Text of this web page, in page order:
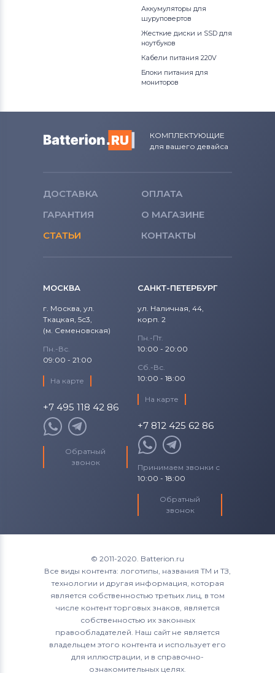
Аккумуляторы для
шуруповертов
Жесткие диски и SSD для
ноутбуков
Кабели питания 220V
Блоки питания для
мониторов
КОМПЛЕКТУЮЩИЕ
для вашего девайса
ДОСТАВКА
ОПЛАТА
ГАРАНТИЯ
О МАГАЗИНЕ
СТАТЬИ
КОНТАКТЫ
МОСКВА
г. Москва, ул.
Ткацкая, 5с3,
(м. Семеновская)
Пн.-Вс.
09:00 - 21:00
На карте
+7 495 118 42 86
Обратный
звонок
САНКТ-ПЕТЕРБУРГ
ул. Наличная, 44,
корп. 2
Пн.-Пт.
10:00 - 20:00
Сб.-Вс.
10:00 - 18:00
На карте
+7 812 425 62 86
Принимаем звонки с
10:00 - 18:00
Обратный
звонок
© 2011-2020. Batterion.ru
Все виды контента: логотипы, названия ТМ и ТЗ,
технологии и другая информация, которая
является собственностью третьих лиц, в том
числе контент торговых знаков, является
собственностью их законных
правообладателей. Наш сайт не является
владельцем этого контента и использует его
для иллюстрации, и в справочно-
ознакомительных целях.